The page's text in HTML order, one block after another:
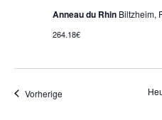
Anneau du Rhin Biltzheim,
264.18€
VorherigeVeranstaltungen